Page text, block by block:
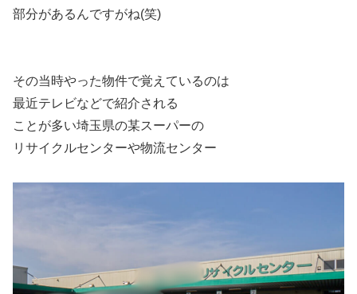
部分があるんですがね(笑)
その当時やった物件で覚えているのは
最近テレビなどで紹介される
ことが多い埼玉県の某スーパーの
リサイクルセンターや物流センター